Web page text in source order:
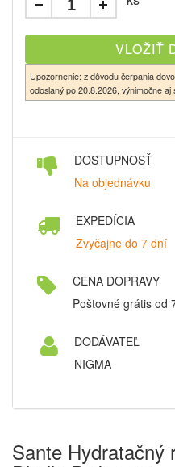
Upozornenie: z dôvodu čerpania
odoslaný po 20.8.2026, výnimočne aj
DOSTUPNOSŤ
Na objednávku
EXPEDÍCIA
Zvyčajne do 7 dní
CENA DOPRAVY
Poštovné grátis od
DODÁVATEĽ
NIGMA
Sante Hydratačný